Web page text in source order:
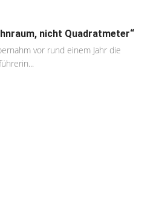
nicht Quadratmeter“
vor rund einem Jahr die